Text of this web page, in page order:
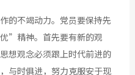
的不竭动力。党员要保持先
”精神。首先要有新的观
想观念必须跟上时代前进的
与时俱进，努力克服安于现